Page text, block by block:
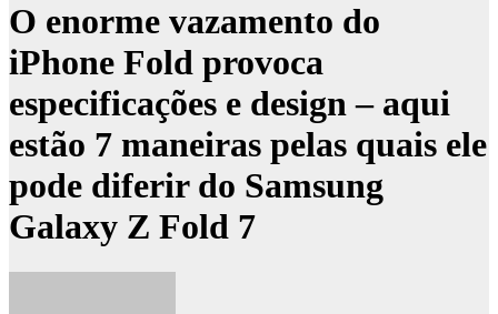
O enorme vazamento do
iPhone Fold provoca
especificações e design – aqui
estão 7 maneiras pelas quais ele
pode diferir do Samsung
Galaxy Z Fold 7